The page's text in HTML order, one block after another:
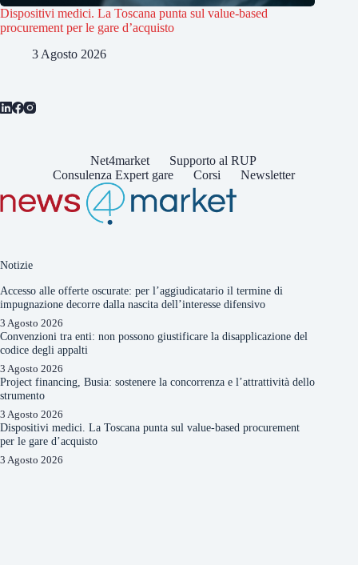
Dispositivi medici. La Toscana punta sul value-based
procurement per le gare d’acquisto
3 Agosto 2026
Net4market
Supporto al RUP
Consulenza Expert gare
Corsi Newsletter
Notizie
Accesso alle offerte oscurate: per l’aggiudicatario il termine di
impugnazione decorre dalla nascita dell’interesse difensivo
3 Agosto 2026
Convenzioni tra enti: non possono giustificare la disapplicazione del
codice degli appalti
3 Agosto 2026
Project financing, Busia: sostenere la concorrenza e l’attrattività dello
strumento
3 Agosto 2026
Dispositivi medici. La Toscana punta sul value-based procurement
per le gare d’acquisto
3 Agosto 2026